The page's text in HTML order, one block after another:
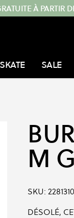
À PARTIR
SKATE SALE
M
SKU:
DÉSOLÉ,